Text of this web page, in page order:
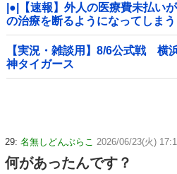
|●|【速報】外人の医療費未払い
の治療を断るようになってしまう
【実況・雑談用】8/6公式戦 横
神タイガース
29: 名無しどんぶらこ 2026/06/23(火)
何があったんです？